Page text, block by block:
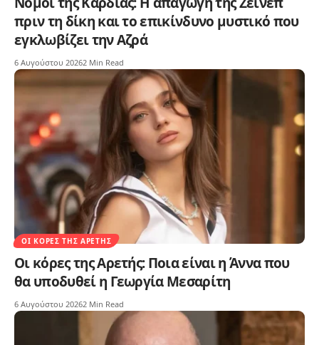
πριν τη δίκη και το επικίνδυνο μυστικό που
εγκλωβίζει την Αζρά
6 Αυγούστου 20262 Min Read
ΟΙ ΚΌΡΕΣ ΤΗΣ ΑΡΕΤΉΣ
Οι κόρες της Αρετής: Ποια είναι η Άννα που
θα υποδυθεί η Γεωργία Μεσαρίτη
6 Αυγούστου 20262 Min Read